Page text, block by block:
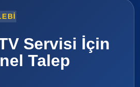
Servisi İçin
Talep